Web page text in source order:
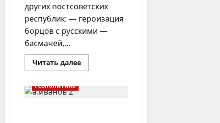
других постсоветских
республик: — героизация
борцов с русскими —
басмачей,...
Читать далееПрочитать
больше
Геополитика